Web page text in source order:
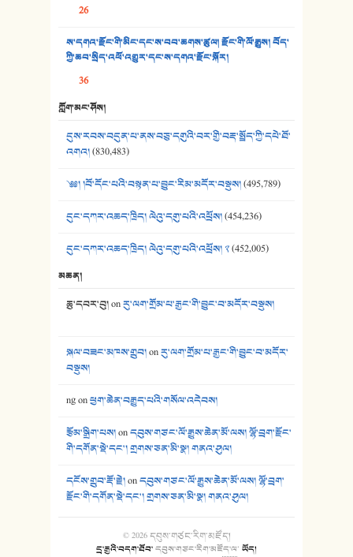
38. ཡབ་ཡུམ། - ཟླ་སྒྲོན།
26
ས་དགའ་རྫོང་གི་མིང་དང་ས་བབ་ཆགས་ཚུལ། རྫོང་གི་ལོ་རྒྱུས། བོད་
ཀྱི་ཆབ་སྲིད་འཕོ་འགྱུར་དང་ས་དགའ་རྫོང་སྐོར།
36
ཀློག་མང་ཤོས།
དུས་རབས་བདུན་པ་ནས་བཅུ་དགུའི་བར་གྱི་བརྡ་སྤྲོད་ཀྱི་དཔེ་ཐོ་
འགའ།(830,483)
༄༅། །བོ་དོང་པའི་བསྟན་པ་བྱུང་རིམ་མདོར་བསྡུས།(495,789)
དུང་དཀར་འཆད་ཁྲིད། ལེའུ་དགུ་པའི་འཕྲོས།(454,236)
དུང་དཀར་འཆད་ཁྲིད། ལེའུ་དགུ་པའི་འཕྲོས། ༢(452,005)
མཆན།
ཆུ་དབར་བུ།onརུ་ལག་གྲོམ་པ་རྒྱང་གི་བྱུང་བ་མདོར་བསྡུས།
སྐལ་བཟང་མཁས་གྲུབ།onརུ་ལག་གྲོམ་པ་རྒྱང་གི་བྱུང་བ་མདོར་
བསྡུས།
ngonཕྱག་ཆེན་བརྒྱུད་པའི་གསོལ་འདེབས།
རྩོམ་སྒྲིག་པས།onདབུས་གཙང་ལོ་རྒྱུས་ཆེན་མོ་ལས། ལྷོ་བྲག་རྫོང་
གི་དགོན་སྡེ་དང་། གྲགས་ཅན་མི་སྣ། གནའ་ཤུལ།
དངོས་གྲུབ་རྡོ་རྗེ།onདབུས་གཙང་ལོ་རྒྱུས་ཆེན་མོ་ལས། ལྷོ་བྲག་
རྫོང་གི་དགོན་སྡེ་དང་། གྲགས་ཅན་མི་སྣ། གནའ་ཤུལ།
© 2026 དབུས་གཙང་རིག་མཛོད།
དྲ་རྒྱའི་བདག་ཐོབ་དབུས་གཙང་རིག་མཛོད་ལ་ ཡོད།